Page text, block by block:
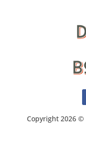
Copyright 2026 ©